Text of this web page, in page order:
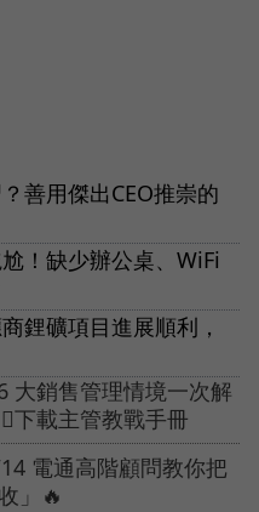
善用傑出CEO推崇的
！缺少辦公桌、WiFi
鋰礦項目進展順利，
大銷售管理情境一次解
下載主管教戰手冊
電通高階顧問教你把
」🔥